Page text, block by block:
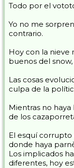
Todo por el
Yo no me
contrario.
Hoy con la nieve
buenos del
Las cosas
culpa de la
Mientras no
de los
El esquí corrupto
donde haya
Los implicados
diferentes, hoy